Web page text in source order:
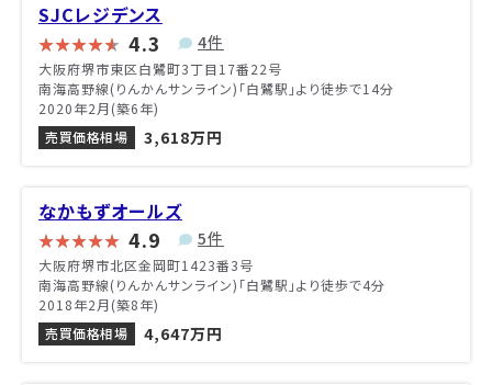
SJCレジデンス
4.3 4件
大阪府堺市東区白鷺町3丁目17番22号
南海高野線(りんかんサンライン)「白鷺駅」より徒歩で14分
2020年2月(築6年)
売買価格相場
3,618万円
なかもずオールズ
4.9 5件
大阪府堺市北区金岡町1423番3号
南海高野線(りんかんサンライン)「白鷺駅」より徒歩で4分
2018年2月(築8年)
売買価格相場
4,647万円